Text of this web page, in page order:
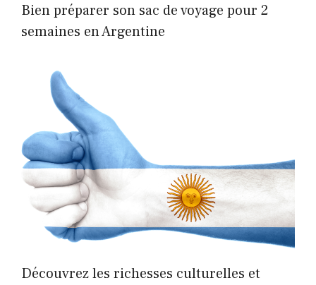
Bien préparer son sac de voyage pour 2
semaines en Argentine
Découvrez les richesses culturelles et